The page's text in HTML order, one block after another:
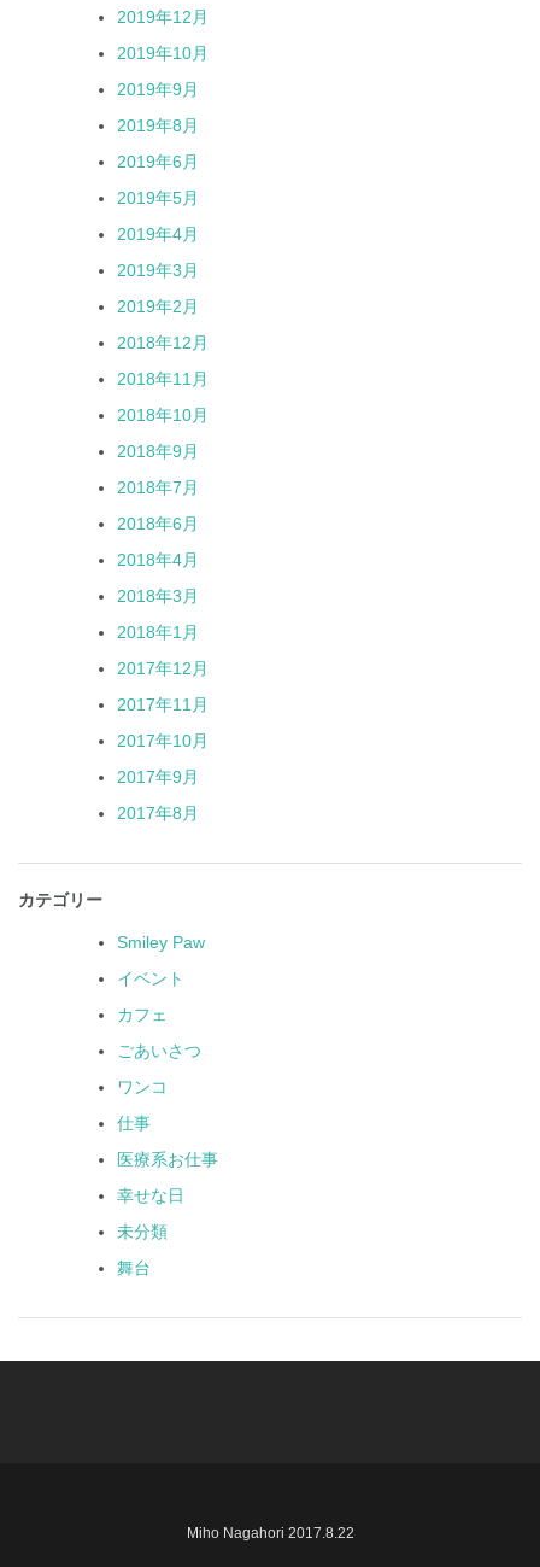
2019年12月
2019年10月
2019年9月
2019年8月
2019年6月
2019年5月
2019年4月
2019年3月
2019年2月
2018年12月
2018年11月
2018年10月
2018年9月
2018年7月
2018年6月
2018年4月
2018年3月
2018年1月
2017年12月
2017年11月
2017年10月
2017年9月
2017年8月
カテゴリー
Smiley Paw
イベント
カフェ
ごあいさつ
ワンコ
仕事
医療系お仕事
幸せな日
未分類
舞台
Miho Nagahori 2017.8.22